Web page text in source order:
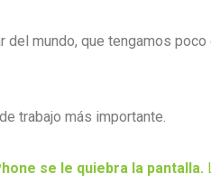
del mundo, que tengamos
trabajo más importante.
se le quiebra la pantalla.